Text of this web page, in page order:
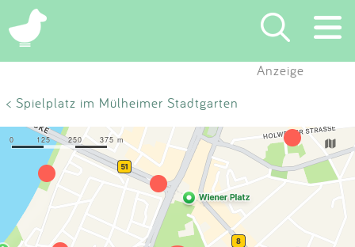
×
Suchen
Eintragen
App
Blog
Anzeige
< Spielplatz im Mülheimer Stadtgarten